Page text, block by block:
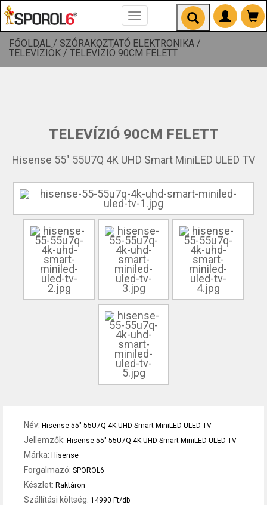
Toggle
navigation
FŐOLDAL / SZÓRAKOZTATÓ ELEKTRONIKA /
TELEVÍZIÓK / TELEVÍZIÓ 90CM FELETT
TELEVÍZIÓ 90CM FELETT
Hisense 55" 55U7Q 4K UHD Smart MiniLED ULED TV
Név: Hisense 55" 55U7Q 4K UHD Smart MiniLED ULED TV
Jellemzők: Hisense 55" 55U7Q 4K UHD Smart MiniLED ULED TV
Márka: Hisense
Forgalmazó: SPOROL6
Készlet: Raktáron
Szállítási költség: 14990 Ft/db